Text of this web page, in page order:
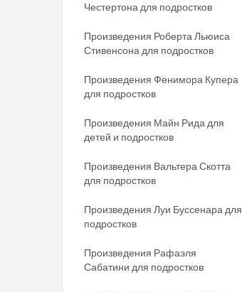
Честертона для подростков
Произведения Роберта Льюиса
Стивенсона для подростков
Произведения Фенимора Купера
для подростков
Произведения Майн Рида для
детей и подростков
Произведения Вальтера Скотта
для подростков
Произведения Луи Буссенара для
подростков
Произведения Рафаэля
Сабатини для подростков